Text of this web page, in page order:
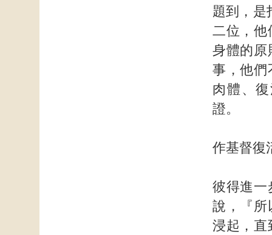
題到，是
二位，他
身體的原
事，他們
肉體、
證。
作基督復
彼得進一
說，『所
浸起，直